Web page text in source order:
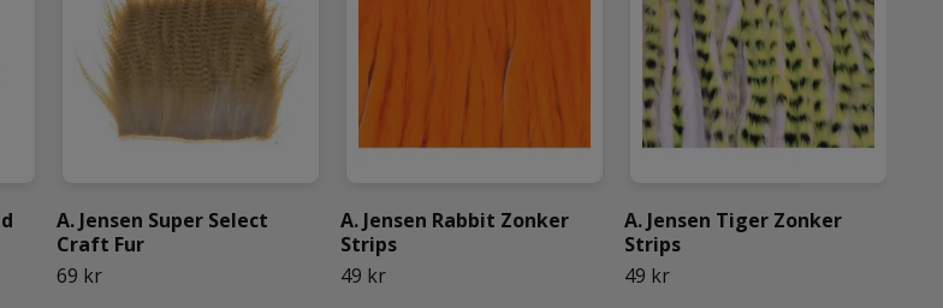
A. Jensen Super Select
Craft Fur
69 kr
A. Jensen Rabbit Zonker
Strips
49 kr
A. Jensen Tiger Zonker
Strips
49 kr